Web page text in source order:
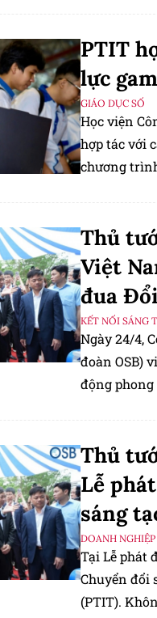
PTIT
lực
GIÁO DỤC SỐ
Học viện
hợp tác với
chương
Thủ
Việt
đua
KẾT NỐI SÁNG
Ngày 24/4,
đoàn OSB)
động
Thủ
Lễ
sáng
DOANH NGHIỆP
Tại Lễ phát
Chuyển đổi
(PTIT).